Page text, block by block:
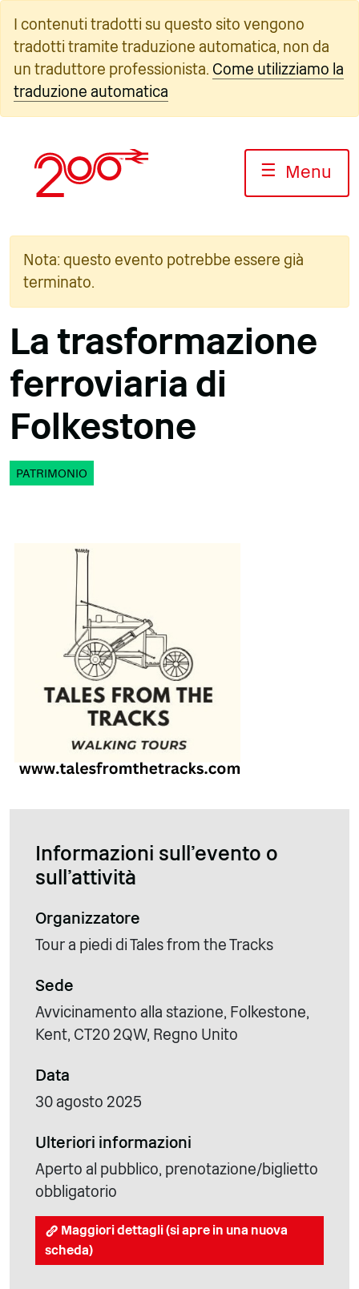
contenuto
I contenuti tradotti su questo sito vengono
tradotti tramite traduzione automatica, non da
un traduttore professionista. Come utilizziamo la
traduzione automatica
☰ Menu
Nota: questo evento potrebbe essere già
terminato.
La trasformazione
ferroviaria di
Folkestone
PATRIMONIO
Informazioni sull'evento o
sull'attività
Organizzatore
Tour a piedi di Tales from the Tracks
Sede
Avvicinamento alla stazione, Folkestone,
Kent, CT20 2QW, Regno Unito
Data
30 agosto 2025
Ulteriori informazioni
Aperto al pubblico, prenotazione/biglietto
obbligatorio
Maggiori dettagli (si apre in una nuova
scheda)